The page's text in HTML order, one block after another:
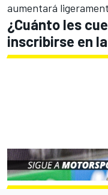
aumentará
¿Cuánto les
inscribirse en la